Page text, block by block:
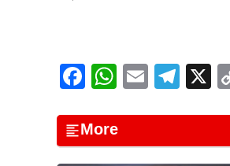
F
c
e
W
at
s
E T
gr
X
More